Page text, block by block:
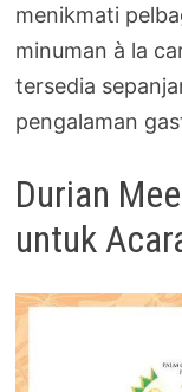
menikmati
minuman à la
tersedia
pengalaman
Durian
untuk